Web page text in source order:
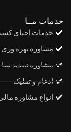
خدمات مــا
خدمات احیای
مشاوره بهره وری
مشاوره تجدید
ادغام و تملیک
انواع مشاوره